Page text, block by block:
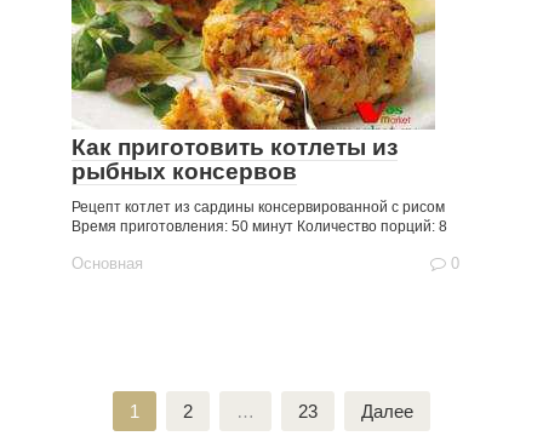
Как приготовить котлеты из
рыбных консервов
Рецепт котлет из сардины консервированной с рисом
Время приготовления: 50 минут Количество порций: 8
Основная 0
1 2 … 23 Далее